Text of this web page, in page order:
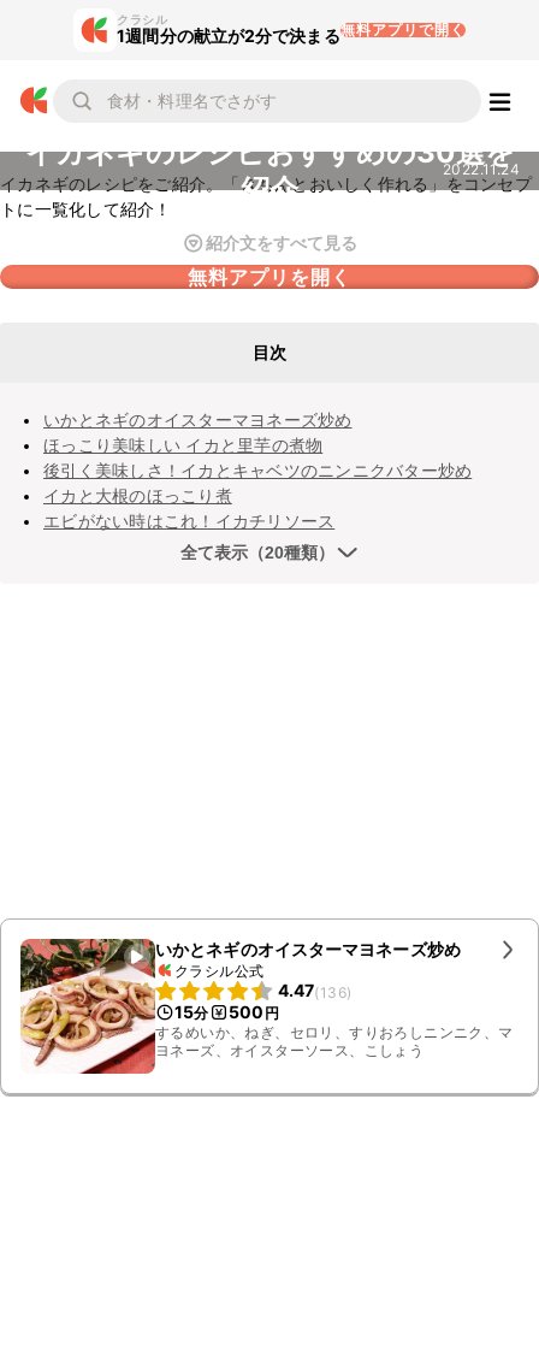
クラシル
1週間分の献立が2分で決まる無料アプリで開く
イカネギのレシピおすすめの30選を
紹介
2022.11.24
イカネギのレシピをご紹介。「きちんとおいしく作れる」をコンセプ
トに一覧化して紹介！
紹介文をすべて見る
無料アプリを開く
目次
いかとネギのオイスターマヨネーズ炒め
ほっこり美味しい イカと里芋の煮物
後引く美味しさ！イカとキャベツのニンニクバター炒め
イカと大根のほっこり煮
エビがない時はこれ！イカチリソース
全て表示（20種類）
いかとネギのオイスターマヨネーズ炒め
クラシル公式
4.47(136)
15分 500 円
するめいか、ねぎ、セロリ、すりおろしニンニク、マ
ヨネーズ、オイスターソース、こしょう